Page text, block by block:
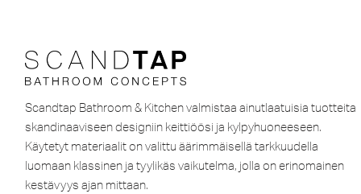
Scandtap Bathroom & Kitchen valmistaa ainutlaatuisia tuotteita
skandinaaviseen designiin keittiöösi ja kylpyhuoneeseen.
Käytetyt materiaalit on valittu äärimmäisellä tarkkuudella
luomaan klassinen ja tyylikäs vaikutelma, jolla on erinomainen
kestävyys ajan mittaan.